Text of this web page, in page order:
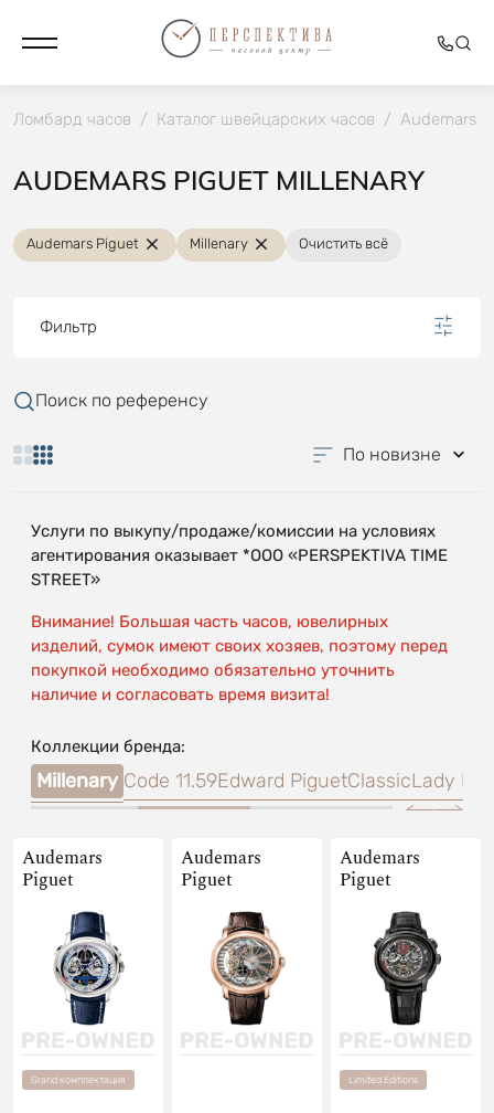
Ломбард часов / Каталог швейцарских часов / Audemars
AUDEMARS PIGUET MILLENARY
Audemars Piguet Millenary Очистить всё
Фильтр
Поиск по референсу
По новизне
Услуги по выкупу/продаже/комиссии на условиях
агентирования оказывает *OOO «PERSPEKTIVA TIME
STREET»
Внимание! Большая часть часов, ювелирных
изделий, сумок имеют своих хозяев, поэтому перед
покупкой необходимо обязательно уточнить
наличие и согласовать время визита!
Коллекции бренда:
Millenary Code 11.59Edward PiguetClassicLady
Audemars
Piguet
Grand комплектация
Audemars
Piguet
Audemars
Piguet
Limited Editions